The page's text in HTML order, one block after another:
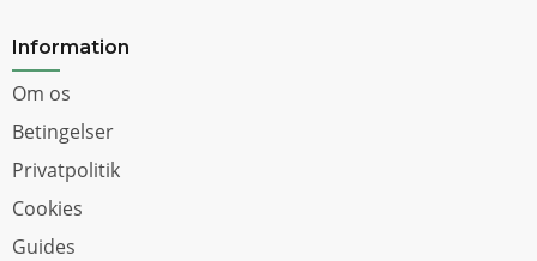
Information
Om os
Betingelser
Privatpolitik
Cookies
Guides